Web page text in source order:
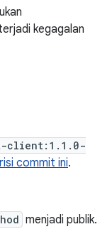
kegagalan
client:1.1.0-
commit ini.
menjadi publik.